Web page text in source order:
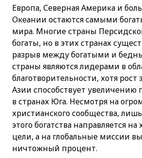
Европа, Северная Америка и
Океании остаются самыми
мира. Многие страны
богаты, но в этих странах
разрыв между богатыми и
страны являются лидерами в
благотворительности, хотя рост
Азии способствует увеличению
в странах Юга. Несмотря на
христианского сообщества,
этого богатства направляется
цели, а на глобальные миссии
ничтожный процент.